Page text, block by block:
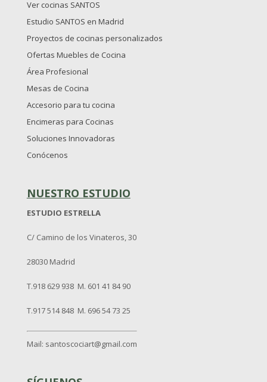
Ver cocinas SANTOS
Estudio SANTOS en Madrid
Proyectos de cocinas personalizados
Ofertas Muebles de Cocina
Área Profesional
Mesas de Cocina
Accesorio para tu cocina
Encimeras para Cocinas
Soluciones Innovadoras
Conócenos
NUESTRO ESTUDIO
ESTUDIO ESTRELLA
C/ Camino de los Vinateros, 30
28030 Madrid
T.918 629 938 M. 601 41 84 90
T.917 514 848 M. 696 54 73 25
Mail: santoscociart@gmail.com